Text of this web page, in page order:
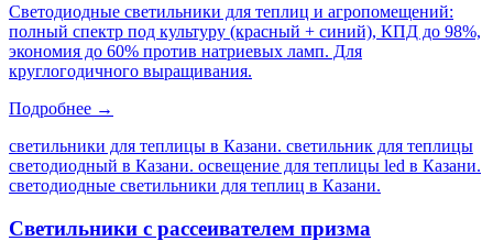
Светодиодные светильники для теплиц и агропомещений:
полный спектр под культуру (красный + синий), КПД до 98%,
экономия до 60% против натриевых ламп. Для
круглогодичного выращивания.
Подробнее →
светильники для теплицы в Казани. светильник для теплицы
светодиодный в Казани. освещение для теплицы led в Казани.
светодиодные светильники для теплиц в Казани.
Светильники с рассеивателем призма